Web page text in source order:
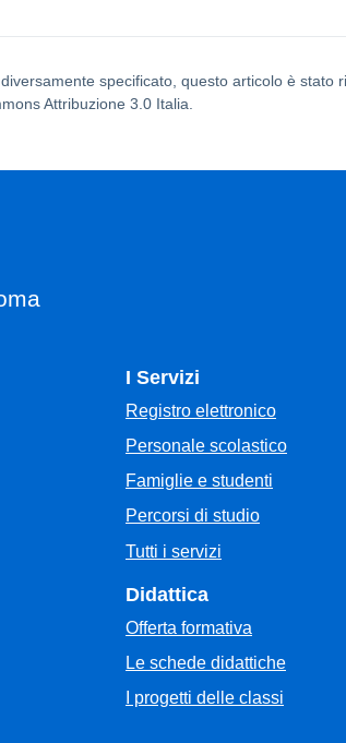
specificato, questo articolo è stato
Attribuzione 3.0 Italia.
I Servizi
Registro elettronico
Personale scolastico
Famiglie e studenti
Percorsi di studio
Tutti i servizi
Didattica
Offerta formativa
Le schede didattiche
I progetti delle classi